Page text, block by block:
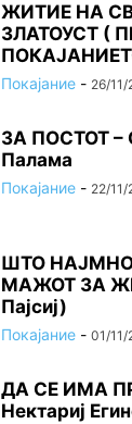
ЖИТИЕ НА
ЗЛАТОУСТ (
Покајание - 26/
ЗА ПОСТОТ –
Палама
Покајание - 22/
ШТО
МАЖОТ ЗА
Пајсиј)
Покајание - 01/11/
ДА СЕ ИМА
Нектариј